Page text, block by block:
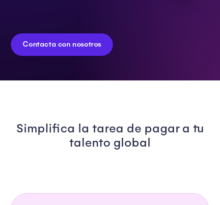
Contacta con nosotros
Simplifica la tarea de pagar a tu
talento global